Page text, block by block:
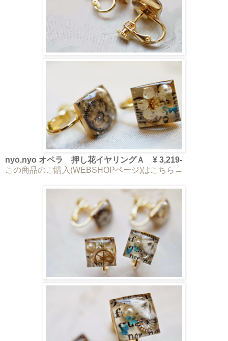
nyo.nyo オペラ 押し花イヤリングＡ ¥ 3,219-
この商品のご購入(WEBSHOPページ)はこちら→